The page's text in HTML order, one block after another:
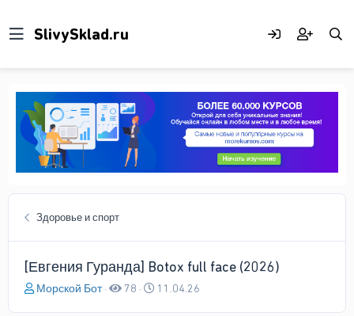
Здоровье и спорт
[Евгения Гуранда] Botox full face (2026)
А
Морской Бот 78
Д11.04.26